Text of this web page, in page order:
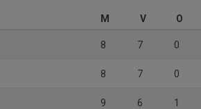
M V O
8 7 0
8 7 0
9 6 1